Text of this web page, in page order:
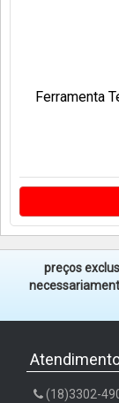
Ferramenta
preços
(18)3302-